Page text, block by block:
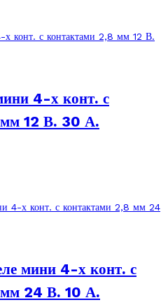
4-х конт. с
12 В. 30 А.
мини 4-х конт. с
24 В. 10 А.